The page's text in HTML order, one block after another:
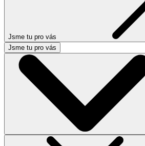
Jsme tu pro vás
Jsme tu pro vás